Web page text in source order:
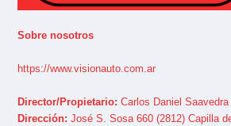
Sobre nosotros
https://www.visionauto.com.ar
Director/Propietario: Carlos Daniel Saavedra
Dirección: José S. Sosa 660 (2812) Capilla